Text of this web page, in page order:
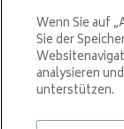
Wenn Sie auf
Sie der
analysieren
unterstützen.